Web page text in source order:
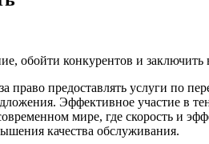
обойти конкурентов и
право предоставлять услуги по
Эффективное участие в
мире, где скорость и
качества обслуживания.